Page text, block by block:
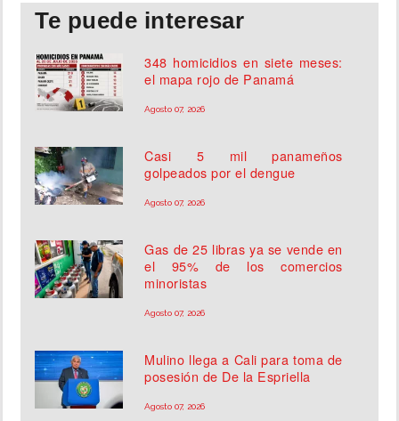
Te puede interesar
348 homicidios en siete meses:
el mapa rojo de Panamá
Agosto 07, 2026
Casi 5 mil panameños
golpeados por el dengue
Agosto 07, 2026
Gas de 25 libras ya se vende en
el 95% de los comercios
minoristas
Agosto 07, 2026
Mulino llega a Cali para toma de
posesión de De la Espriella
Agosto 07, 2026